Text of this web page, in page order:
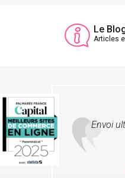
Le
Articles
Envoi